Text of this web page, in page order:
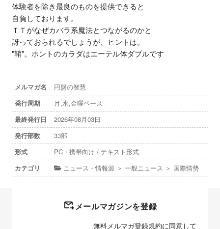
体験者を除き最良のものを提供できると
自負しております。
ＴＴがなぜカバラ系魔法とつながるのかと
訝っておられるでしょうが、ヒントは。
"鞘"。ホントのカラダはエーテル体ダブルです
メルマガ名
円盤の智慧
発行周期
月,水,金曜ペース
最終発行日
2026年08月03日
発行部数
33部
形式
PC・携帯向け / テキスト形式
カテゴリ
ニュース・情報源 ＞ 一般ニュース ＞ 国際情勢
メールマガジンを登録
無料メルマガ登録規約に同意して